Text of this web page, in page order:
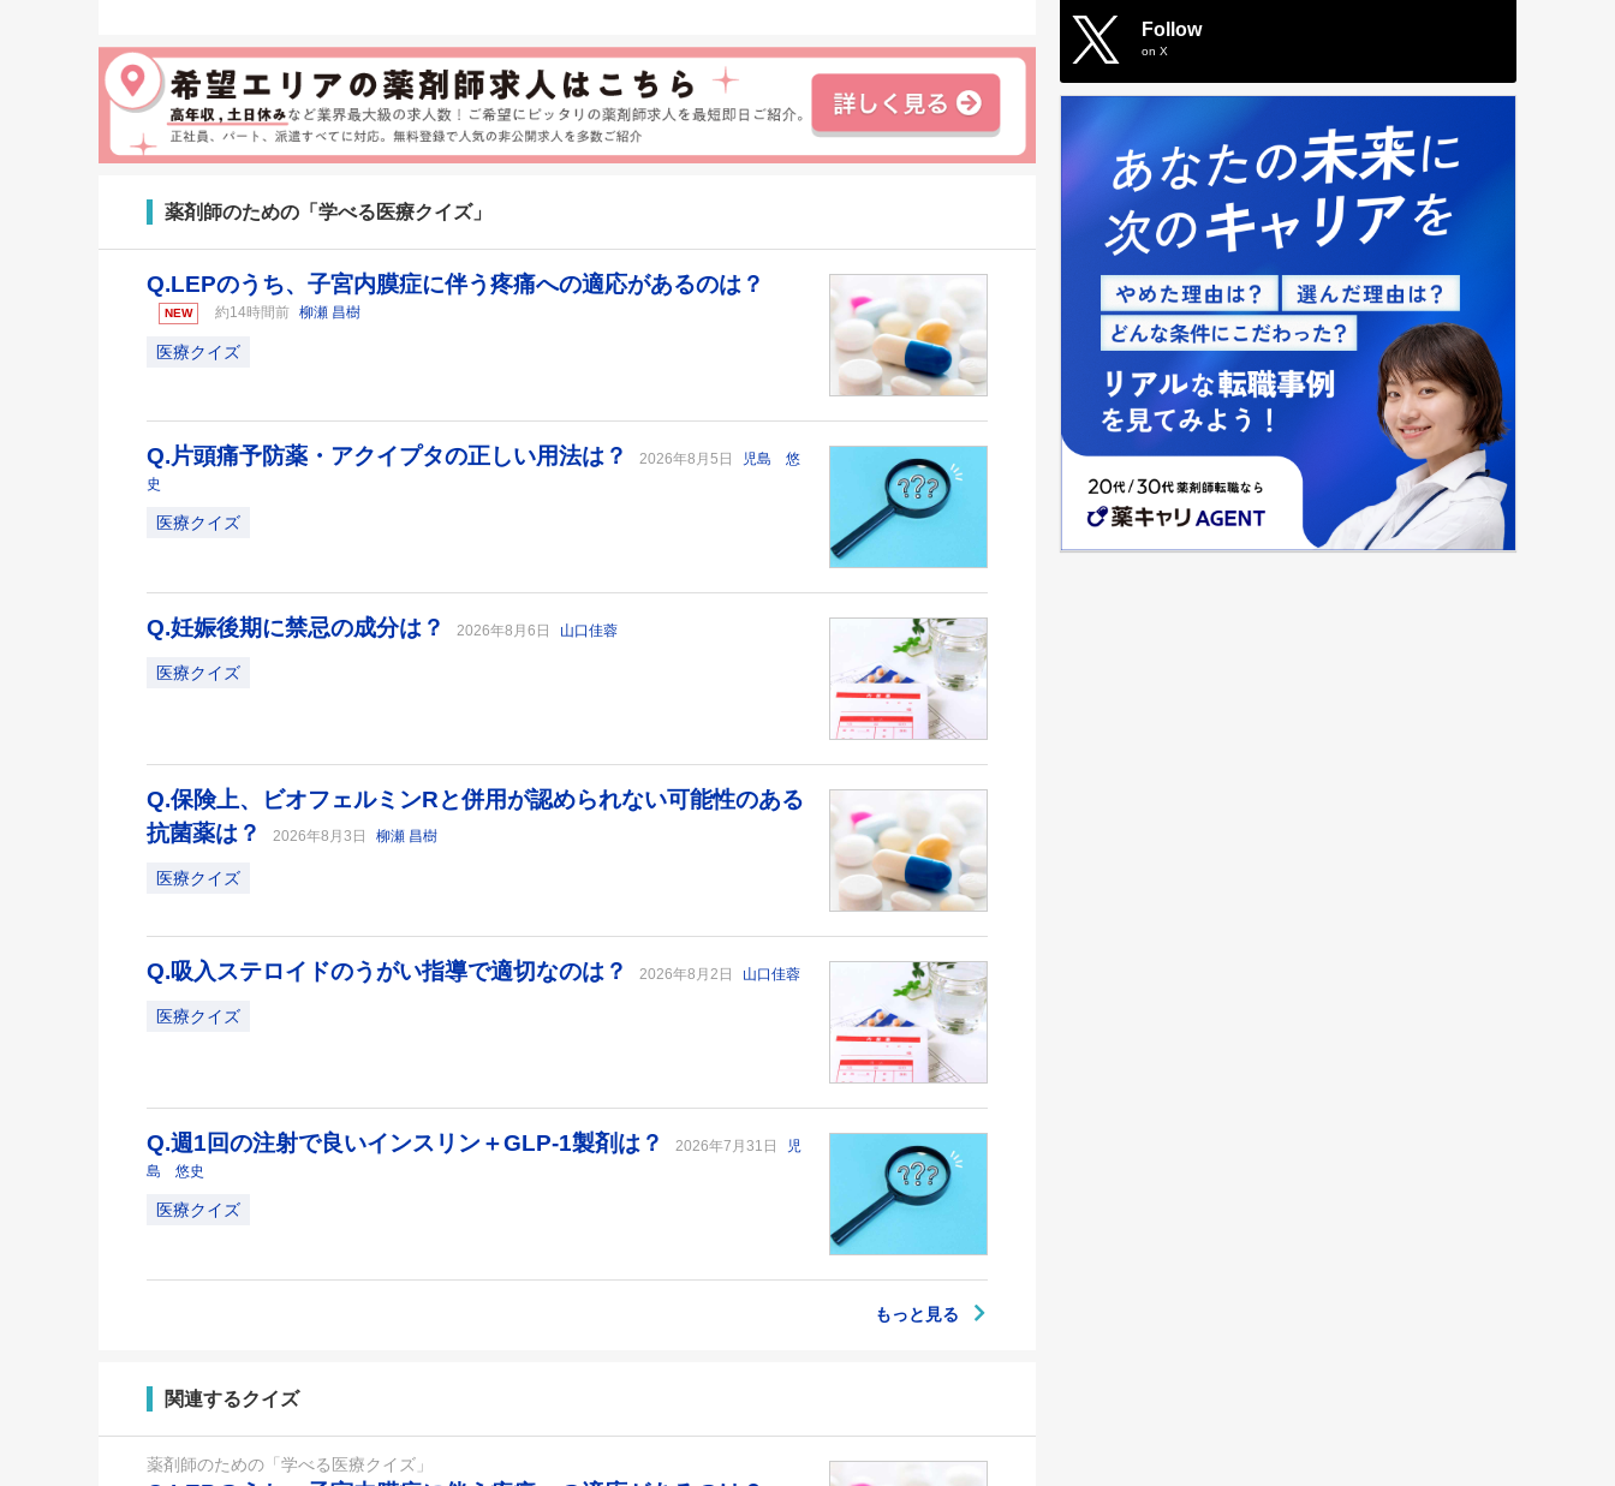
薬剤師のための「学べる医療クイズ」
Q.LEPのうち、子宮内膜症に伴う疼痛への適応があるのは？
NEW 約14時間前 柳瀬 昌樹
医療クイズ
Q.片頭痛予防薬・アクイプタの正しい用法は？ 2026年8月5日
児島 悠
史
医療クイズ
Q.妊娠後期に禁忌の成分は？ 2026年8月6日 山口佳蓉
医療クイズ
Q.保険上、ビオフェルミンRと併用が認められない可能性のある
抗菌薬は？
2026年8月3日 柳瀬 昌樹
医療クイズ
Q.吸入ステロイドのうがい指導で適切なのは？ 2026年8月2日 山口佳蓉
医療クイズ
Q.週1回の注射で良いインスリン＋GLP-1製剤は？ 2026年7月31日
児
島 悠史
医療クイズ
もっと見る
関連するクイズ
薬剤師のための「学べる医療クイズ」
Follow
on X